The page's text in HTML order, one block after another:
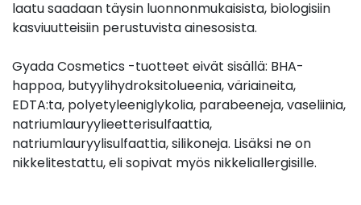
laatu saadaan täysin luonnonmukaisista, biologisiin
kasviuutteisiin perustuvista ainesosista.
Gyada Cosmetics -tuotteet eivät sisällä: BHA-
happoa, butyylihydroksitolueenia, väriaineita,
EDTA:ta, polyetyleeniglykolia, parabeeneja, vaseliinia,
natriumlauryylieetterisulfaattia,
natriumlauryylisulfaattia, silikoneja. Lisäksi ne on
nikkelitestattu, eli sopivat myös nikkeliallergisille.